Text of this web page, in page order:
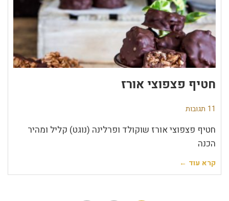
חטיף פצפוצי אורז
11 תגובות
חטיף פצפוצי אורז שוקולד ופרלינה (נוגט) קליל ומהיר
הכנה
קרא עוד ←